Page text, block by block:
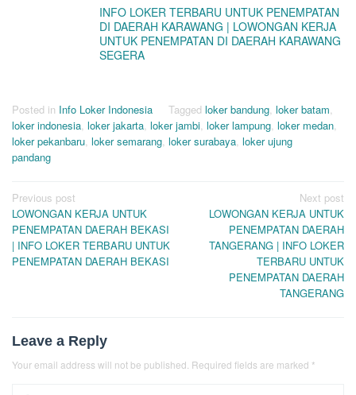
INFO LOKER TERBARU UNTUK PENEMPATAN
DI DAERAH KARAWANG | LOWONGAN KERJA
UNTUK PENEMPATAN DI DAERAH KARAWANG
SEGERA
Posted in Info Loker Indonesia Tagged loker bandung, loker batam,
loker indonesia, loker jakarta, loker jambi, loker lampung, loker medan,
loker pekanbaru, loker semarang, loker surabaya, loker ujung
pandang
Post
navigation
Previous post
LOWONGAN KERJA UNTUK
PENEMPATAN DAERAH BEKASI
| INFO LOKER TERBARU UNTUK
PENEMPATAN DAERAH BEKASI
Next post
LOWONGAN KERJA UNTUK
PENEMPATAN DAERAH
TANGERANG | INFO LOKER
TERBARU UNTUK
PENEMPATAN DAERAH
TANGERANG
Leave a Reply
Your email address will not be published. Required fields are marked *